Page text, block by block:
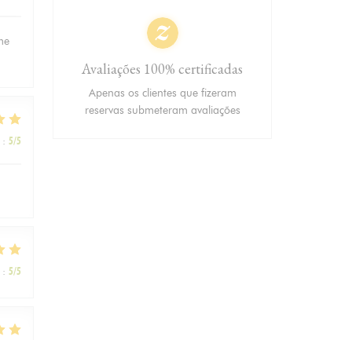
: 5/5
: 5/5
Avaliações 100% certificadas
Apenas os clientes que fizeram
reservas submeteram avaliações